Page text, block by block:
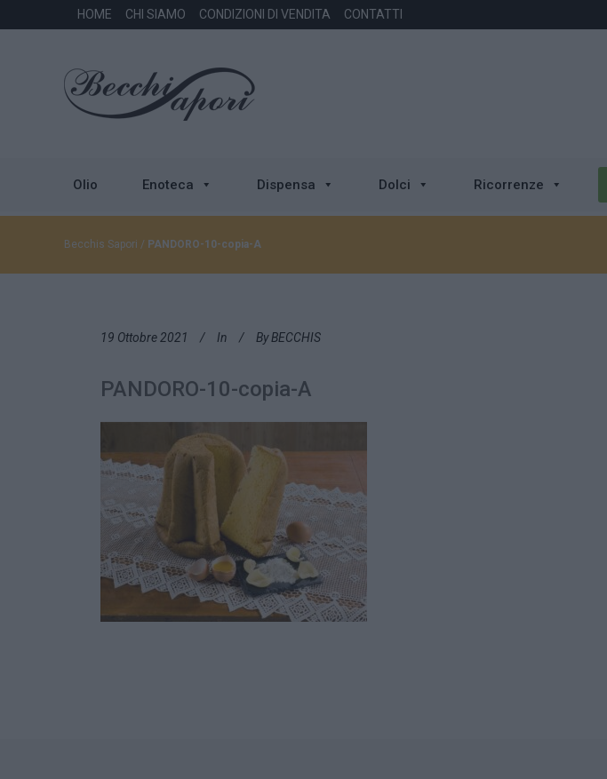
HOME CHI SIAMO CONDIZIONI DI VENDITA CONTATTI
Olio Enoteca Dispensa Dolci Ricorrenze
Becchis Sapori / PANDORO-10-copia-A
19 Ottobre 2021 In By BECCHIS
PANDORO-10-copia-A